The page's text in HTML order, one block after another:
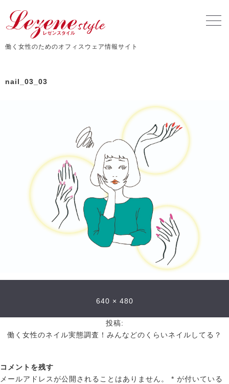
働く女性のためのオフィスウェア情報サイト
nail_03_03
640 × 480
投稿:
働く女性のネイル実態調査！みんなどのくらいネイルしてる？
コメントを残す
メールアドレスが公開されることはありません。
* が付いている